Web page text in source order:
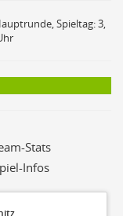
Spieltag: 3,
Stats
Infos